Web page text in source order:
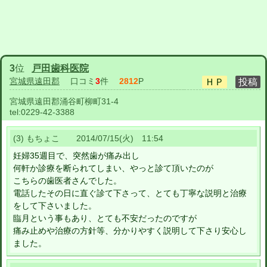
3位 戸田歯科医院
宮城県遠田郡 口コミ 3件 2812P
宮城県遠田郡涌谷町柳町31-4
tel:0229-42-3388
(3) もちょこ 2014/07/15(火) 11:54
妊婦35週目で、突然歯が痛み出し
何軒か診療を断られてしまい、やっと診て頂いたのが
こちらの歯医者さんでした。
電話したその日に直ぐ診て下さって、とても丁寧な説明と治療
をして下さいました。
臨月という事もあり、とても不安だったのですが
痛み止めや治療の方針等、分かりやすく説明して下さり安心し
ました。